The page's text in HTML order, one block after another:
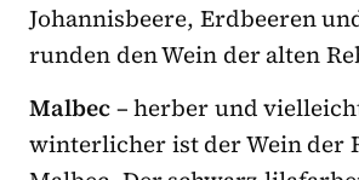
Johannisbeere, Erdbeeren
runden den Wein der alten
Malbec– herber und
winterlicher ist der Wein der